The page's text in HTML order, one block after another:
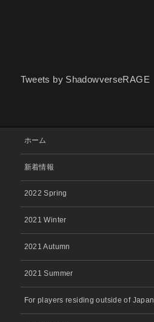
Tweets by ShadowverseRAGE
ホーム
新着情報
2022 Spring
2021 Winter
2021 Autumn
2021 Summer
For players residing outside of Japan